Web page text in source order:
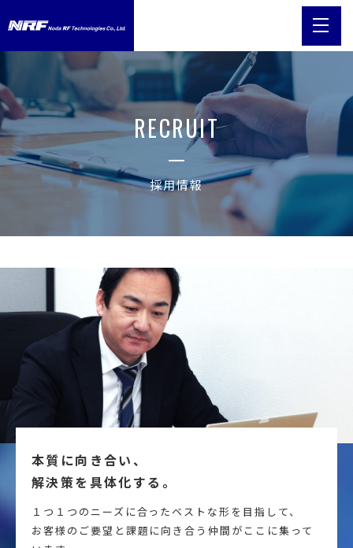
RECRUIT
採用情報
本質に向き合い、
解決策を具体化する。
１つ１つのニーズに合ったベストな形を目指して、
お客様のご要望と課題に向き合う仲間がここに集って